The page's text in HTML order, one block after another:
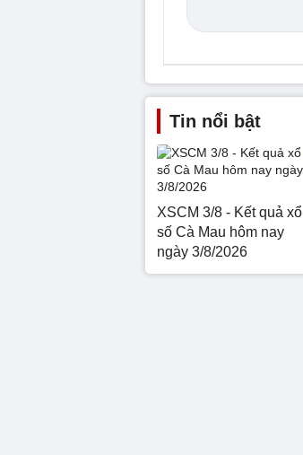
Tin nổi bật
XSCM 3/8 - Kết quả xổ
số Cà Mau hôm nay
ngày 3/8/2026